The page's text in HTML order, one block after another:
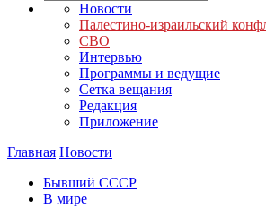
Новости
Палестино-израильский
СВО
Интервью
Программы и ведущие
Сетка вещания
Редакция
Приложение
Главная Новости
Бывший СССР
В мире